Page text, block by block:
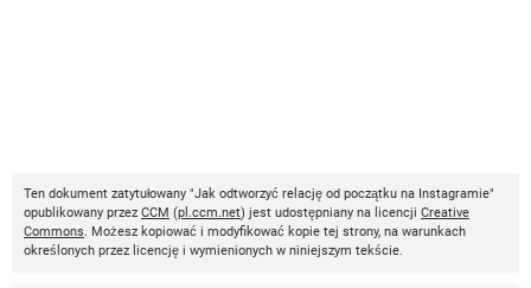
Ten dokument zatytułowany "Jak odtworzyć relację od początku na Instagramie"
opublikowany przez CCM (pl.ccm.net) jest udostępniany na licencji Creative
Commons. Możesz kopiować i modyfikować kopie tej strony, na warunkach
określonych przez licencję i wymienionych w niniejszym tekście.